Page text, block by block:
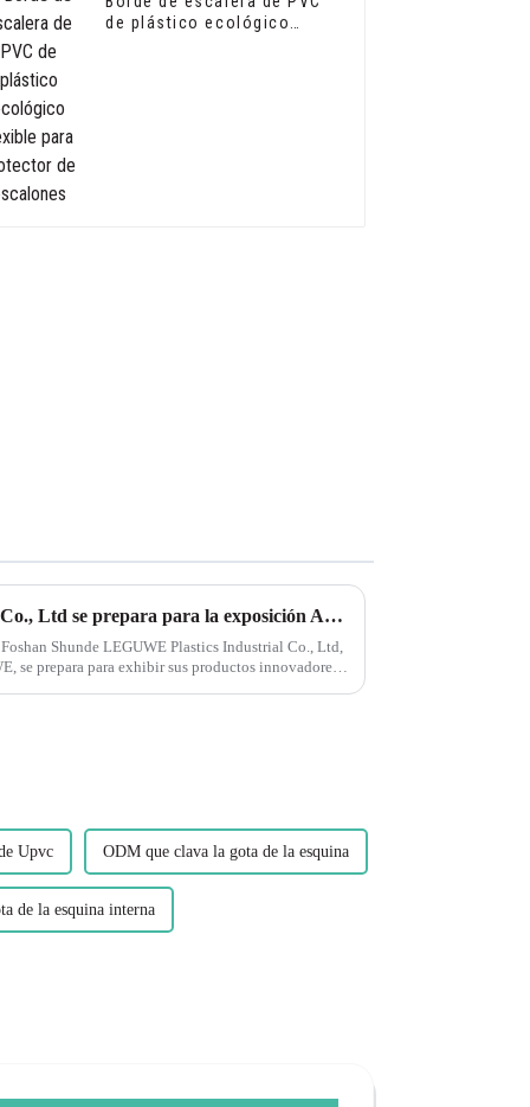
de plástico ecológico
LEGUWE Plastics Industrial Co., Ltd se prepara para la exposición ARCHIDEX en Malasia
Shunde LEGUWE Plastics Industrial Co., Ltd,
se prepara para exhibir sus productos innovadores
Upvc ODM que clava la gota de la esquina
de la esquina interna